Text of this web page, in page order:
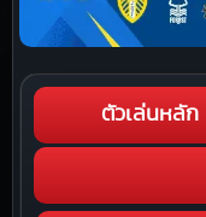
ตัวเล่นหลัก